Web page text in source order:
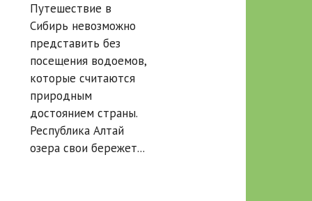
Путешествие в
Сибирь невозможно
представить без
посещения водоемов,
которые считаются
природным
достоянием страны.
Республика Алтай
озера свои бережет...